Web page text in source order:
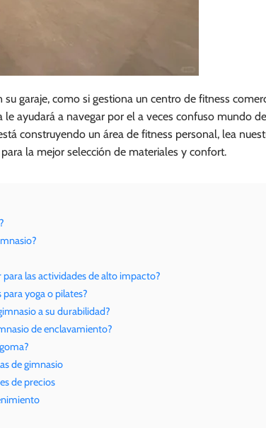
garaje, como si gestiona un centro de fitness
ayudará a navegar por el a veces confuso mundo
construyendo un área de fitness personal, lea
para la mejor selección de materiales y confort.
las actividades de alto impacto?
yoga o pilates?
a su durabilidad?
de enclavamiento?
de gimnasio
de precios